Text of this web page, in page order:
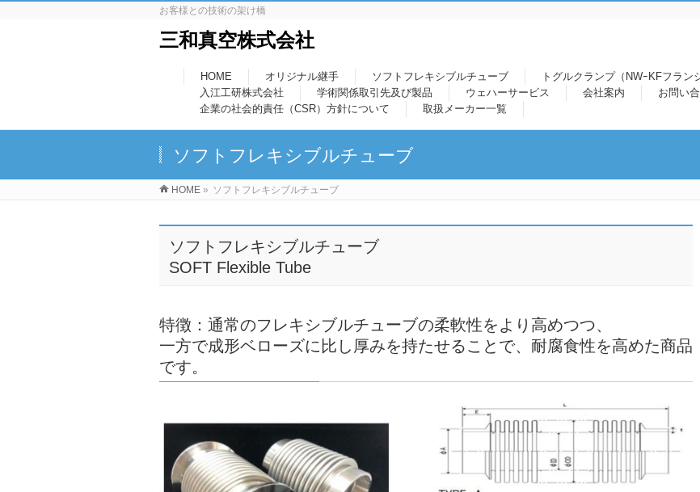
お客様との技術の架け橋
三和真空株式会社
HOME オリジナル継手 ソフトフレキシブルチューブ トグルクランプ（NWｰKFフラン
入江工研株式会社
学術関係取引先及び製品 ウェハーサービス 会社案内 お問い
企業の社会的責任（CSR）方針について
取扱メーカー一覧
ソフトフレキシブルチューブ
HOME » ソフトフレキシブルチューブ
ソフトフレキシブルチューブ
SOFT Flexible Tube
特徴：通常のフレキシブルチューブの柔軟性をより高めつつ、
一方で成形ベローズに比し厚みを持たせることで、耐腐食性を高めた商品
です。